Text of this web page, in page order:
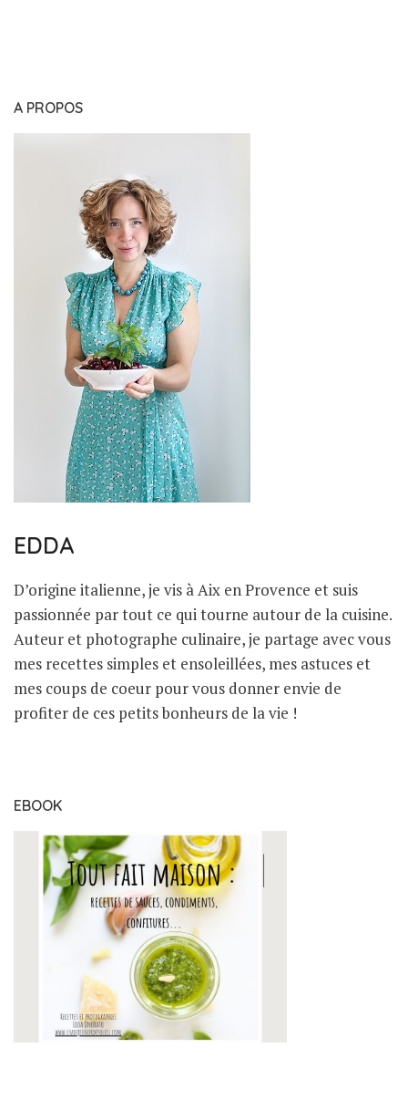
A PROPOS
EDDA
D’origine italienne, je vis à Aix en Provence et suis
passionnée par tout ce qui tourne autour de la cuisine.
Auteur et photographe culinaire, je partage avec vous
mes recettes simples et ensoleillées, mes astuces et
mes coups de coeur pour vous donner envie de
profiter de ces petits bonheurs de la vie !
EBOOK